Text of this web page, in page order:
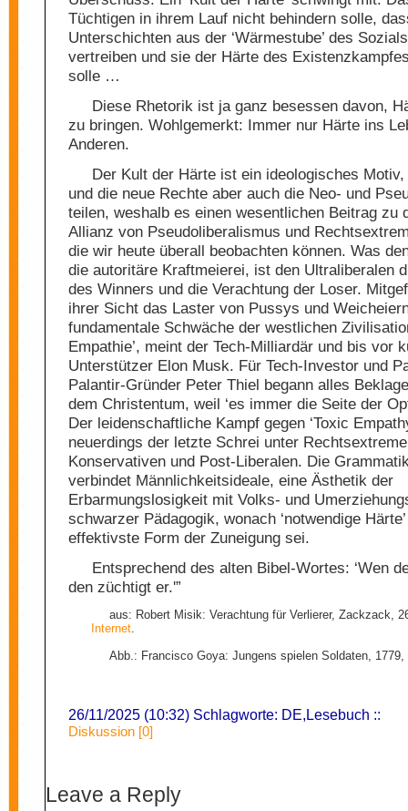
Tüchtigen in ihrem Lauf nicht behindern solle,
Unterschichten aus der ‘Wärmestube’ des
vertreiben und sie der Härte des
solle …
Diese Rhetorik ist ja ganz besessen davon,
zu bringen. Wohlgemerkt: Immer nur Härte ins
Anderen.
Der Kult der Härte ist ein ideologisches
und die neue Rechte aber auch die Neo- und
teilen, weshalb es einen wesentlichen Beitrag zu
Allianz von Pseudoliberalismus und
die wir heute überall beobachten können. Was
die autoritäre Kraftmeierei, ist den Ultraliberalen
des Winners und die Verachtung der Loser.
ihrer Sicht das Laster von Pussys und
fundamentale Schwäche der westlichen
Empathie’, meint der Tech-Milliardär und bis vor
Unterstützer Elon Musk. Für Tech-Investor und
Palantir-Gründer Peter Thiel begann alles
dem Christentum, weil ‘es immer die Seite der
Der leidenschaftliche Kampf gegen ‘Toxic
neuerdings der letzte Schrei unter
Konservativen und Post-Liberalen. Die
verbindet Männlichkeitsideale, eine Ästhetik der
Erbarmungslosigkeit mit Volks- und
schwarzer Pädagogik, wonach ‘notwendige
effektivste Form der Zuneigung sei.
Entsprechend des alten Bibel-Wortes: ‘Wen
den züchtigt er.'”
aus: Robert Misik: Verachtung für Verlierer, Zackzack,
Internet.
Abb.: Francisco Goya: Jungens spielen Soldaten, 1779,
26/11/2025 (10:32) Schlagworte: DE,Lesebuch ::
Diskussion [0]
Leave a Reply